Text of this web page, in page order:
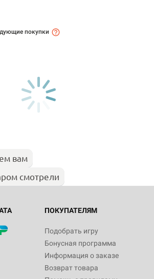
покупки
вам
смотрели
ПОКУПАТЕЛЯМ
Подобрать игру
Бонусная программа
Информация о заказе
Возврат товара